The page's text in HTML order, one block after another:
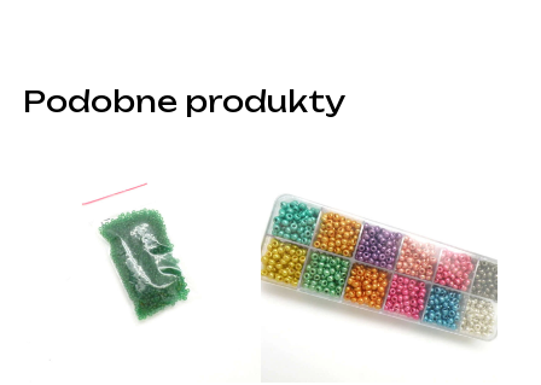
Podobne produkty